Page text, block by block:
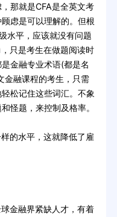
那就是CFA是全英文考
虑是可以理解的。但根
水平，应该就没有问题
只是考生在做题阅读时
金融专业术语(都是名
金融课程的考生，只需
松记住这些词汇。不象
怪题，来控制及格率。
的水平，这就降低了雇
金融界紧缺人才，有着